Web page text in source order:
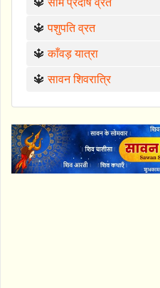
🔱पशुपति व्रत
🔱काँवड़ यात्रा
🔱सावन शिवरात्रि